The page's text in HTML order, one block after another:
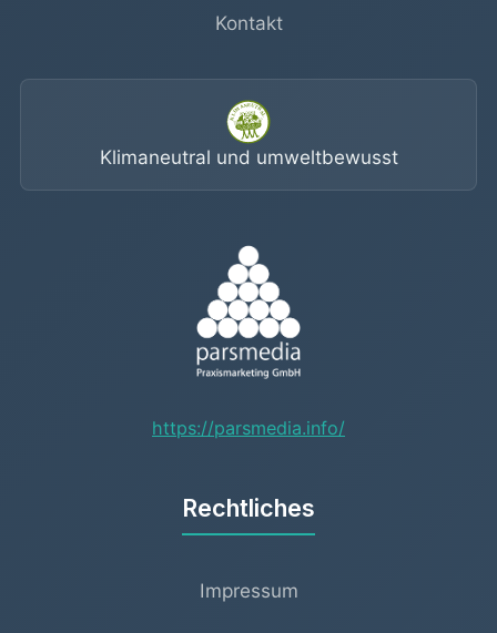
Kontakt
Klimaneutral und umweltbewusst
https://parsmedia.info/
Rechtliches
Impressum